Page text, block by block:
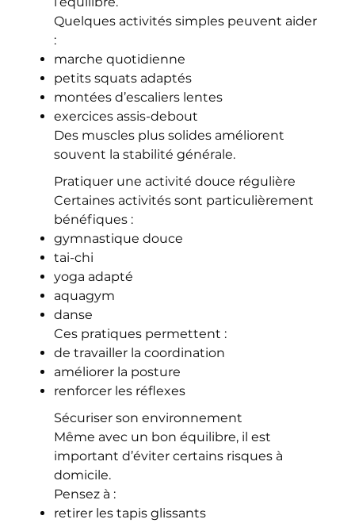
Quelques activités simples peuvent aider
:
marche quotidienne
petits squats adaptés
montées d’escaliers lentes
exercices assis-debout
Des muscles plus solides améliorent
souvent la stabilité générale.
Pratiquer une activité douce régulière
Certaines activités sont particulièrement
bénéfiques :
gymnastique douce
tai-chi
yoga adapté
aquagym
danse
Ces pratiques permettent :
de travailler la coordination
améliorer la posture
renforcer les réflexes
Sécuriser son environnement
Même avec un bon équilibre, il est
important d’éviter certains risques à
domicile.
Pensez à :
retirer les tapis glissants